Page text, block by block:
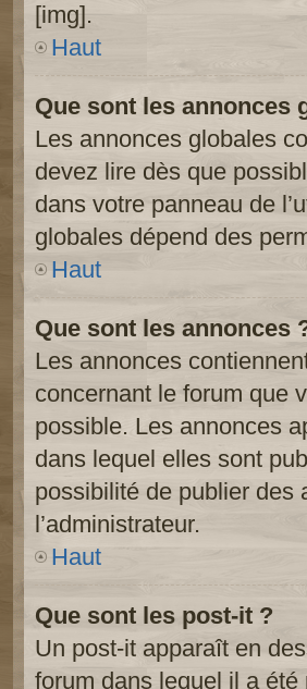
[img].
Haut
Que sont les annonces
Les annonces globales
devez lire dès que
dans votre panneau de
globales dépend des
Haut
Que sont les annonces
Les annonces
concernant le forum que
possible. Les annonces
dans lequel elles sont
possibilité de publier des
l’administrateur.
Haut
Que sont les post-it ?
Un post-it apparaît en
forum dans lequel il a